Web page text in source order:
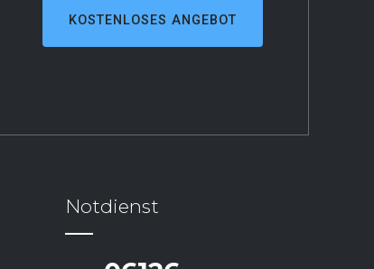
KOSTENLOSES ANGEBOT
Notdienst